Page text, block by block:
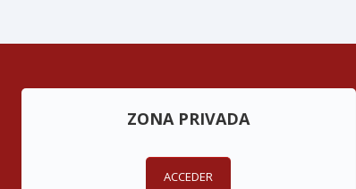
ZONA PRIVADA
ACCEDER